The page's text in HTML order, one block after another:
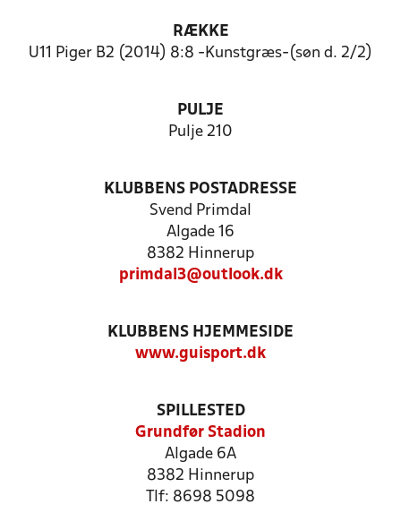
RÆKKE
U11 Piger B2 (2014) 8:8 -Kunstgræs-(søn d. 2/2)
PULJE
Pulje 210
KLUBBENS POSTADRESSE
Svend Primdal
Algade 16
8382 Hinnerup
primdal3@outlook.dk
KLUBBENS HJEMMESIDE
www.guisport.dk
SPILLESTED
Grundfør Stadion
Algade 6A
8382 Hinnerup
Tlf: 8698 5098